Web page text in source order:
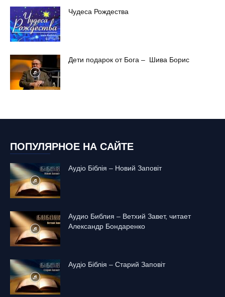
Чудеса Рождества
Дети подарок от Бога – Шива Борис
ПОПУЛЯРНОЕ НА САЙТЕ
Аудіо Біблія – Новий Заповіт
Аудио Библия – Ветхий Завет, читает
Александр Бондаренко
Аудіо Біблія – Старий Заповіт